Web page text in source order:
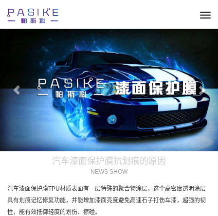
切
换
汽车漆面保护膜抗划痕的原因
NEWS SHOW
汽车漆面保护膜TPU材质表面有一层特殊的聚合物涂层，这个高密度透明涂层
具有划痕记忆修复功能，并能增加漆面亮度避免高速石子打伤车漆，超强的韧
性，能有效抵御轻度的划伤、擦碰。